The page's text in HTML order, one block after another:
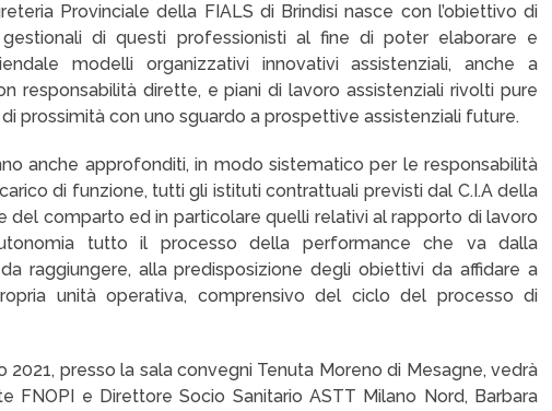
Provinciale della FIALS di Brindisi nasce con l’obiettivo di
di questi professionisti al fine di poter elaborare e
modelli organizzativi innovativi assistenziali, anche a
responsabilità dirette, e piani di lavoro assistenziali rivolti pure
prossimità con uno sguardo a prospettive assistenziali future.
anche approfonditi, in modo sistematico per le responsabilità
di funzione, tutti gli istituti contrattuali previsti dal C.I.A della
del comparto ed in particolare quelli relativi al rapporto di lavoro
tutto il processo della performance che va dalla
raggiungere, alla predisposizione degli obiettivi da affidare a
unità operativa, comprensivo del ciclo del processo di
2021, presso la sala convegni Tenuta Moreno di Mesagne, vedrà
FNOPI e Direttore Socio Sanitario ASTT Milano Nord, Barbara